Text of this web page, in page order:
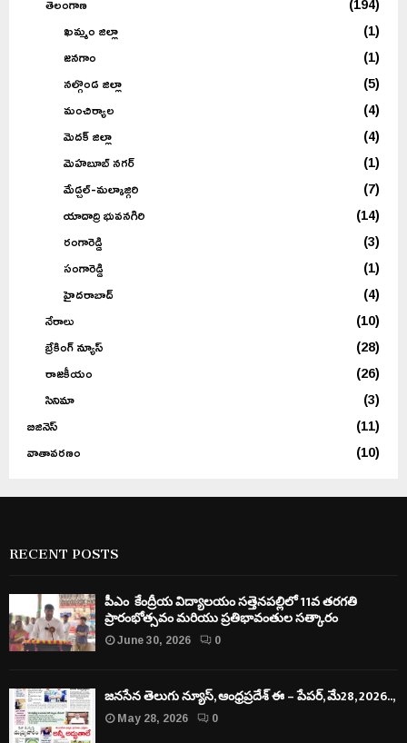
ఖమ్మం జిల్లా
(1)
జనగాం
(1)
నల్గొండ జిల్లా
(5)
మంచిర్యాల
(4)
మెదక్ జిల్లా
(4)
మెహబూబ్ నగర్
(1)
మేడ్చల్-మల్కాజ్గిరి
(7)
యాదాద్రి భువనగిరి
(14)
రంగారెడ్డి
(3)
సంగారెడ్డి
(1)
హైదరాబాద్
(4)
నేరాలు
(10)
బ్రేకింగ్ న్యూస్
(28)
రాజకీయం
(26)
సినిమా
(3)
బిజినెస్
(11)
వాతావరణం
(10)
RECENT POSTS
పీఎం కేంద్రీయ విద్యాలయం సత్తెనపల్లిలో 11వ తరగతి
ప్రారంభోత్సవం మరియు ప్రతిభావంతుల సత్కారం
June 30, 2026
0
జనసేన తెలుగు న్యూస్, ఆంధ్రప్రదేశ్ ఈ – పేపర్, మే28, 2026..,
May 28, 2026
0